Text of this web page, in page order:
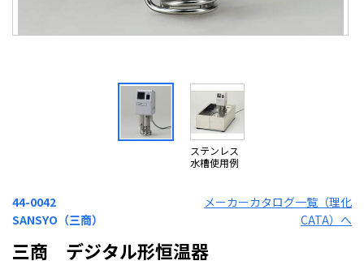
ステンレス
水槽使用例
44-0042
SANSYO（三商）
メーカーカタログ一覧（理化
CATA）へ
三商 デジタル形恒温器